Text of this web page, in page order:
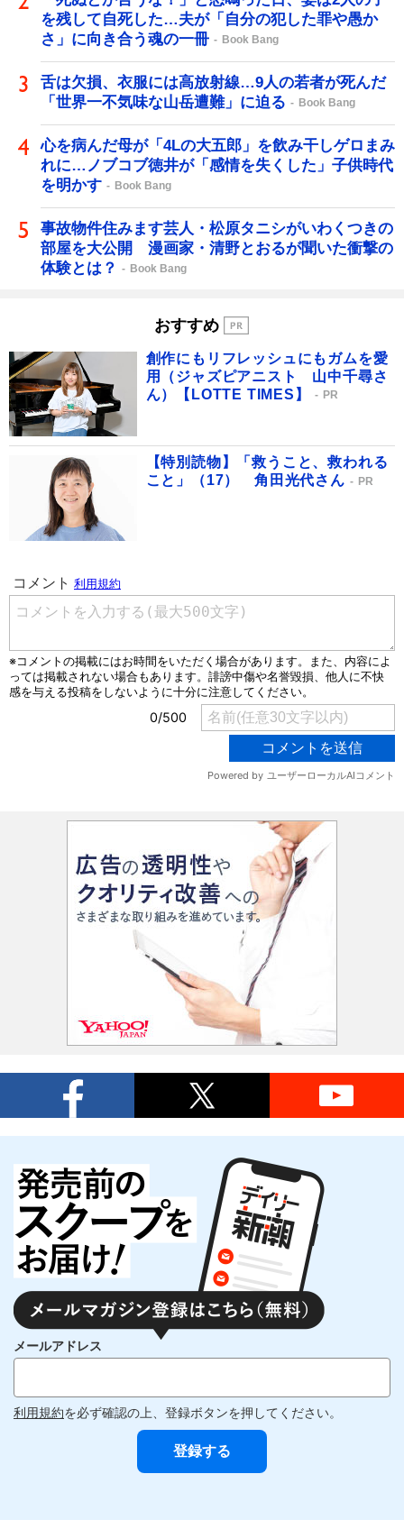
を残して自死した…夫が「自分の犯した罪や愚か
さ」に向き合う魂の一冊
Book Bang
舌は欠損、衣服には高放射線…9人の若者が死んだ
「世界一不気味な山岳遭難」に迫る
Book Bang
心を病んだ母が「4Lの大五郎」を飲み干しゲロまみ
れに…ノブコブ徳井が「感情を失くした」子供時代
を明かす
Book Bang
事故物件住みます芸人・松原タニシがいわくつきの
部屋を大公開 漫画家・清野とおるが聞いた衝撃の
体験とは？
Book Bang
おすすめ
創作にもリフレッシュにもガムを愛
用（ジャズピアニスト 山中千尋さ
ん）【LOTTE TIMES】
PR
【特別読物】「救うこと、救われる
こと」（17） 角田光代さん
PR
メールアドレス
利用規約を必ず確認の上、登録ボタンを押してください。